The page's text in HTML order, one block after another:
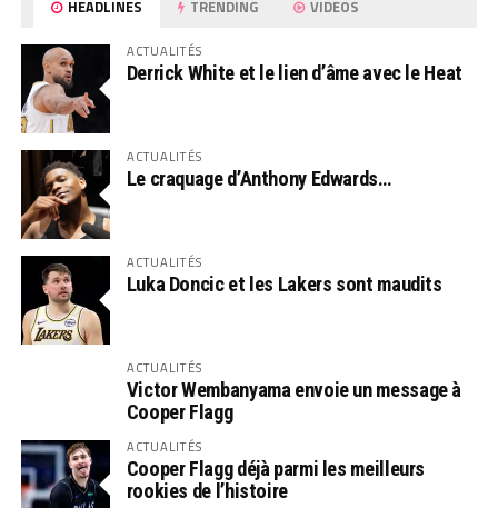
HEADLINES TRENDING VIDEOS
ACTUALITÉS
Derrick White et le lien d’âme avec le Heat
ACTUALITÉS
Le craquage d’Anthony Edwards…
ACTUALITÉS
Luka Doncic et les Lakers sont maudits
ACTUALITÉS
Victor Wembanyama envoie un message à
Cooper Flagg
ACTUALITÉS
Cooper Flagg déjà parmi les meilleurs
rookies de l’histoire